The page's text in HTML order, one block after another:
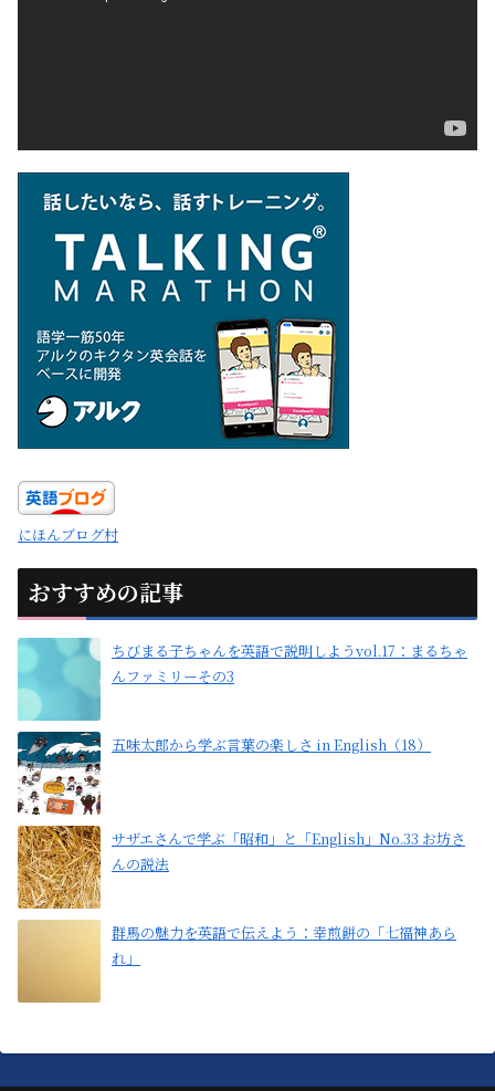
にほんブログ村
おすすめの記事
ちびまる子ちゃんを英語で説明しようvol.17：まるちゃ
んファミリーその3
五味太郎から学ぶ言葉の楽しさ in English（18）
サザエさんで学ぶ「昭和」と「English」No.33 お坊さ
んの説法
群馬の魅力を英語で伝えよう：幸煎餅の「七福神あら
れ」